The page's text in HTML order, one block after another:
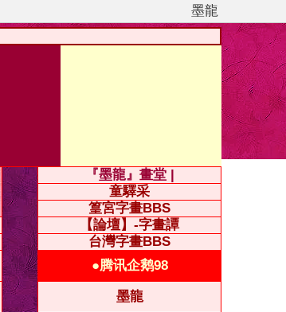
墨龍
『墨龍』畫堂 |
童驛采
篁宮字畫BBS
【論壇】-字畫譚
台灣字畫BBS
●腾讯企鹅98
墨龍